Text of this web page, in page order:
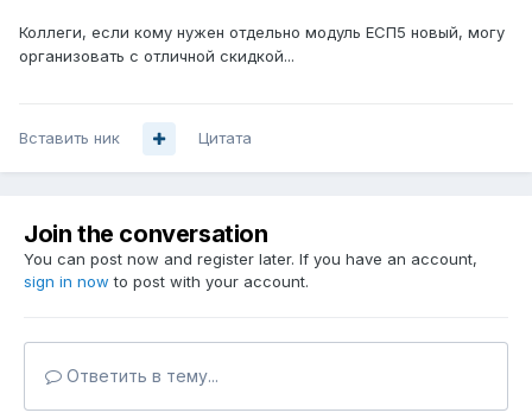
Коллеги, если кому нужен отдельно модуль ЕСП5 новый, могу
организовать с отличной скидкой...
Вставить ник Цитата
Join the conversation
You can post now and register later. If you have an account,
sign in now to post with your account.
Ответить в тему...